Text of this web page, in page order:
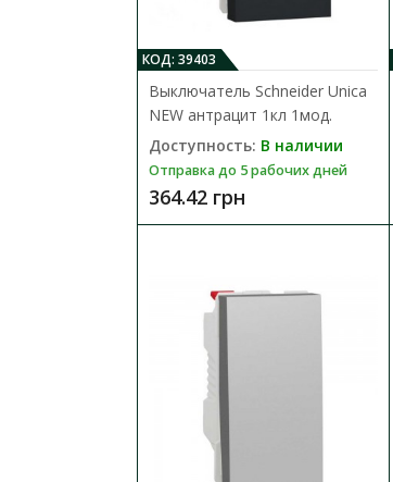
КОД: 39403
Выключатель Schneider Unica
NEW антрацит 1кл 1мод.
Доступность: В наличии
Отправка до 5 рабочих дней
364.42 грн